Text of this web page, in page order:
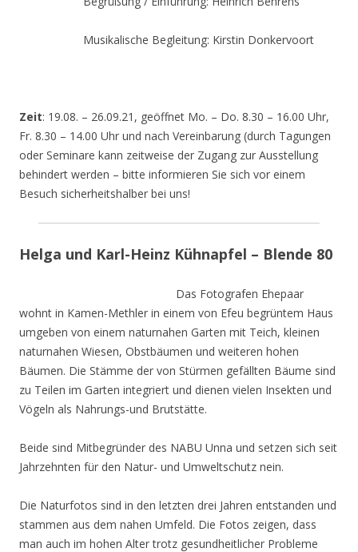
Musikalische Begleitung: Kirstin Donkervoort
Zeit: 19.08. – 26.09.21, geöffnet Mo. – Do. 8.30 – 16.00 Uhr,
Fr. 8.30 – 14.00 Uhr und nach Vereinbarung (durch Tagungen
oder Seminare kann zeitweise der Zugang zur Ausstellung
behindert werden – bitte informieren Sie sich vor einem
Besuch sicherheitshalber bei uns!
Helga und Karl-Heinz Kühnapfel – Blende 80
Das Fotografen Ehepaar
wohnt in Kamen-Methler in einem von Efeu begrüntem Haus
umgeben von einem naturnahen Garten mit Teich, kleinen
naturnahen Wiesen, Obstbäumen und weiteren hohen
Bäumen. Die Stämme der von Stürmen gefällten Bäume sind
zu Teilen im Garten integriert und dienen vielen Insekten und
Vögeln als Nahrungs-und Brutstätte.
Beide sind Mitbegründer des NABU Unna und setzen sich seit
Jahrzehnten für den Natur- und Umweltschutz nein.
Die Naturfotos sind in den letzten drei Jahren entstanden und
stammen aus dem nahen Umfeld. Die Fotos zeigen, dass
man auch im hohen Alter trotz gesundheitlicher Probleme